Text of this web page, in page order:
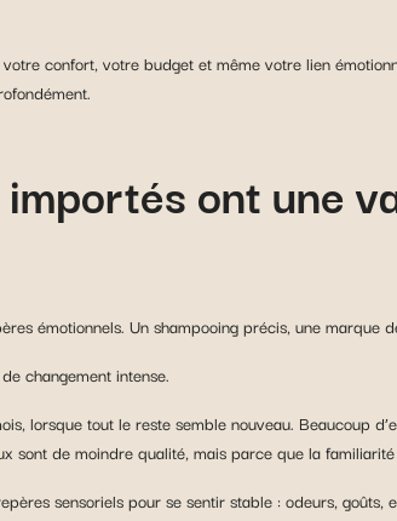
confort, votre budget et même votre lien
ont une
émotionnels. Un shampooing précis, une
changement intense.
lorsque tout le reste semble nouveau. Beaucoup
sont de moindre qualité, mais parce que la
sensoriels pour se sentir stable : odeurs,